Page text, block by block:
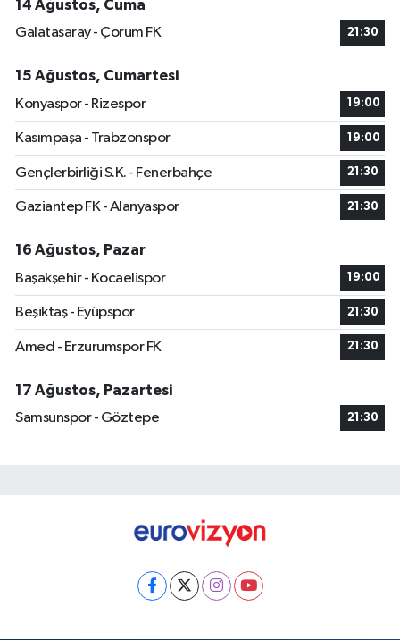
14 Ağustos, Cuma
Galatasaray - Çorum FK
21:30
15 Ağustos, Cumartesi
Konyaspor - Rizespor
19:00
Kasımpaşa - Trabzonspor 19:00
Gençlerbirliği S.K. - Fenerbahçe 21:30
Gaziantep FK - Alanyaspor 21:30
16 Ağustos, Pazar
Başakşehir - Kocaelispor
19:00
Beşiktaş - Eyüpspor 21:30
Amed - Erzurumspor FK 21:30
17 Ağustos, Pazartesi
Samsunspor - Göztepe
21:30